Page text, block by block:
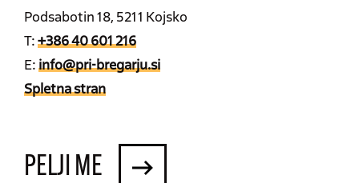
Podsabotin 18, 5211 Kojsko
T:+386 40 601 216
E:info@pri-bregarju.si
Spletna stran
PELJI ME